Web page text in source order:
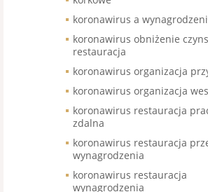
koronawirus a
koronawirus obniżenie
restauracja
koronawirus organizacja
koronawirus organizacja
koronawirus restauracja
zdalna
koronawirus restauracja
wynagrodzenia
koronawirus restauracja
wynagrodzenia